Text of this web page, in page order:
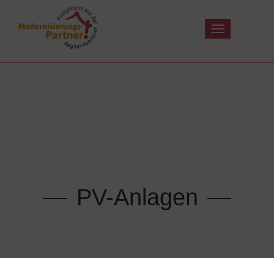
Toggle
navigation
PV-Anlagen